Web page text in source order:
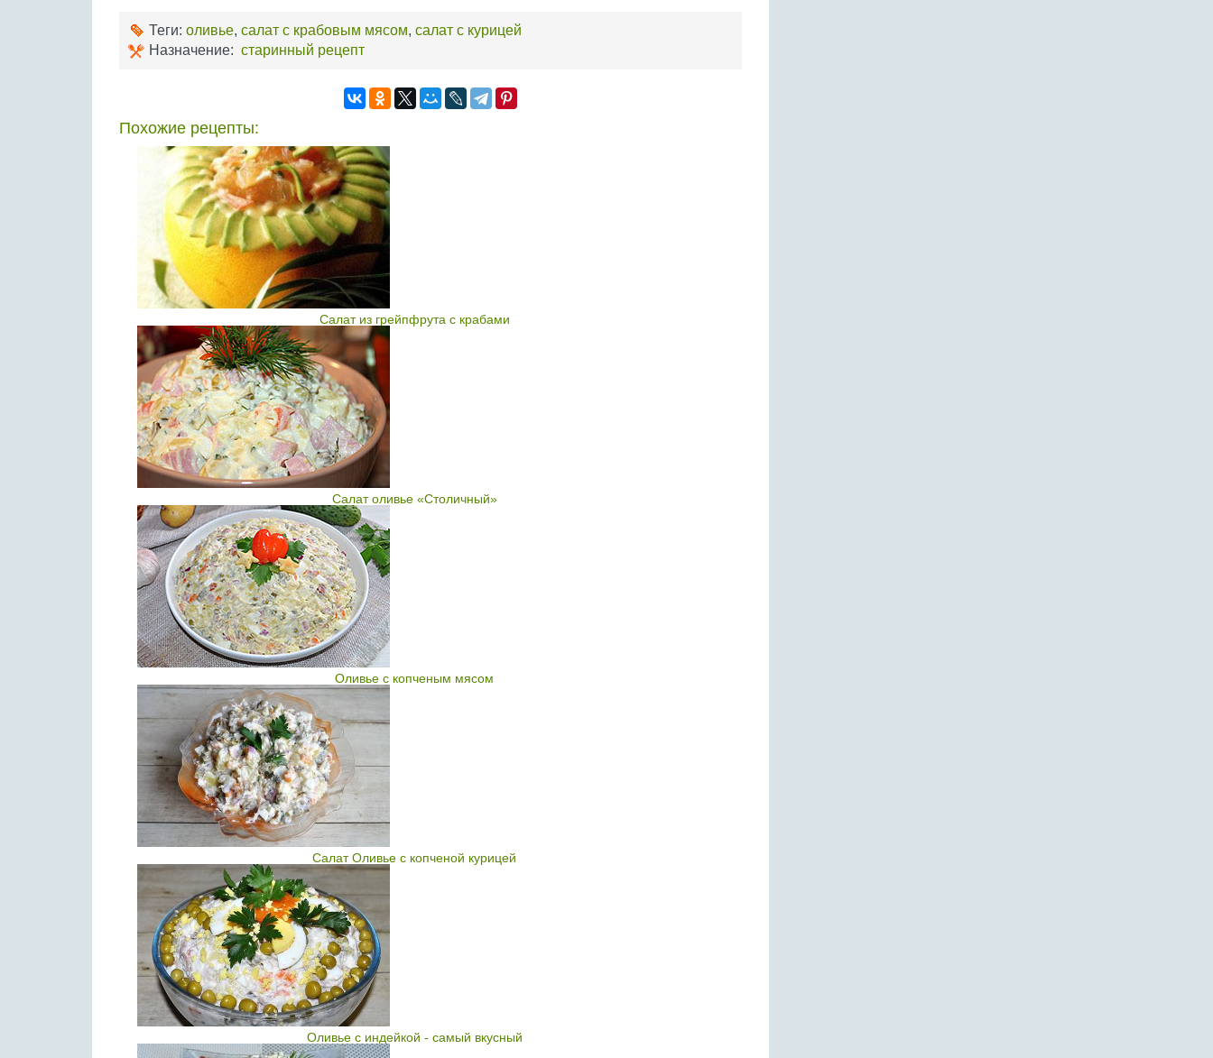
Теги: оливье, салат с крабовым мясом, салат с курицей
Назначение: старинный рецепт
Похожие рецепты:
Салат из грейпфрута с крабами
Салат оливье «Столичный»
Оливье с копченым мясом
Салат Оливье с копченой курицей
Оливье с индейкой - самый вкусный